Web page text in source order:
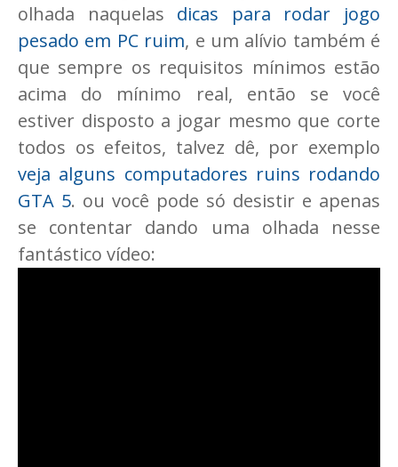
olhada naquelas dicas para rodar jogo
pesado em PC ruim, e um alívio também é
que sempre os requisitos mínimos estão
acima do mínimo real, então se você
estiver disposto a jogar mesmo que corte
todos os efeitos, talvez dê, por exemplo
veja alguns computadores ruins rodando
GTA 5. ou você pode só desistir e apenas
se contentar dando uma olhada nesse
fantástico vídeo: